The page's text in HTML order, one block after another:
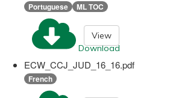
Portuguese ML TOC
Download
View
ECW_CCJ_JUD_16_16.pdf
French